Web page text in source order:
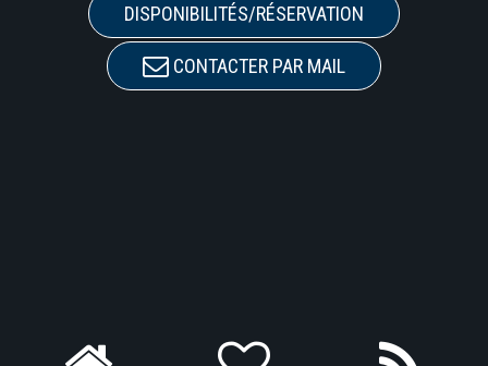
DISPONIBILITÉS/RÉSERVATION
CONTACTER PAR MAIL